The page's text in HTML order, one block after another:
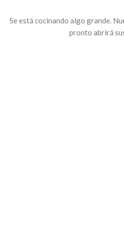
Se está cocinando algo grande.
pronto abrirá